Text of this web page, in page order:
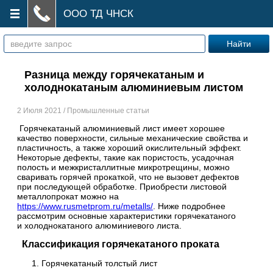
ООО ТД ЧНСК
Разница между горячекатаным и
холоднокатаным алюминиевым листом
2 Июля 2021 / Промышленные статьи
Горячекатаный алюминиевый лист имеет хорошее
качество поверхности, сильные механические свойства и
пластичность, а также хороший окислительный эффект.
Некоторые дефекты, такие как пористость, усадочная
полость и межкристаллитные микротрещины, можно
сваривать горячей прокаткой, что не вызовет дефектов
при последующей обработке. Приобрести листовой
металлопрокат можно на
https://www.rusmetprom.ru/metalls/ . Ниже подробнее
рассмотрим основные характеристики горячекатаного
и холоднокатаного алюминиевого листа.
Классификация горячекатаного проката
Горячекатаный толстый лист